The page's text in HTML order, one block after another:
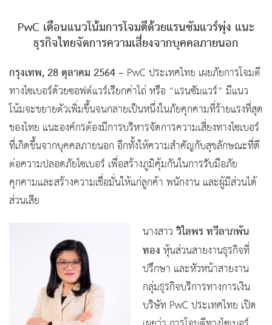
PwC เตือนแนวโน้มการโจมตีด้วยแรนซัมแวร์พุ่ง แนะ
ธุรกิจไทยจัดการความเสี่ยงจากบุคคลภายนอก
กรุงเทพ, 28 ตุลาคม 2564– PwC ประเทศไทย เผยภัยการโจมตี
ทางไซเบอร์ด้วยซอฟต์แวร์เรียกค่าไถ่ หรือ “แรนซัมแวร์” มีแนว
โน้มจะขยายตัวเพิ่มขึ้นจนกลายเป็นหนึ่งในภัยคุกคามที่ร้ายแรงที่สุด
ของไทย แนะองค์กรต้องมีการบริหารจัดการความเสี่ยงทางไซเบอร์
ที่เกิดขึ้นจากบุคคลภายนอก อีกทั้งให้ความสำคัญกับสุขลักษณะที่ดี
ต่อความปลอดภัยไซเบอร์ เพื่อสร้างภูมิคุ้มกันในการรับมือภัย
คุกคามและสร้างความเชื่อมั่นให้แก่ลูกค้า พนักงาน และผู้มีส่วนได้
ส่วนเสีย
นางสาววิไลพร ทวีลาภพัน
ทองหุ้นส่วนสายงานธุรกิจที่
ปรึกษา และหัวหน้าสายงาน
กลุ่มธุรกิจบริการทางการเงิน
บริษัท PwC ประเทศไทย เปิด